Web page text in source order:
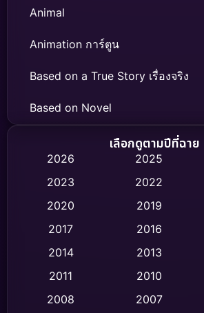
Animal
Animation การ์ตูน
Based on a True Story เรื่องจริง
Based on Novel
Biography ชีวิตจริง
Classic หนังคลาสสิก
Comedy ตลก
Crime อาชญากรรม
เลือกดูตามปีที่ฉาย
2026 2025
2023
2022
2020
2019
2017
2016
2014
2013
2011
2010
2008
2007